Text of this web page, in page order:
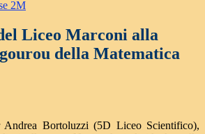
2M
Liceo Marconi alla
della Matematica
Andrea Bortoluzzi (5D Liceo Scientifico),